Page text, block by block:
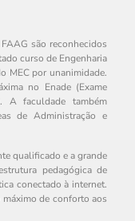
são reconhecidos
curso de Engenharia
MEC por unanimidade.
no Enade (Exame
A faculdade também
de Administração e
qualificado e a grande
pedagógica de
conectado à internet.
de conforto aos